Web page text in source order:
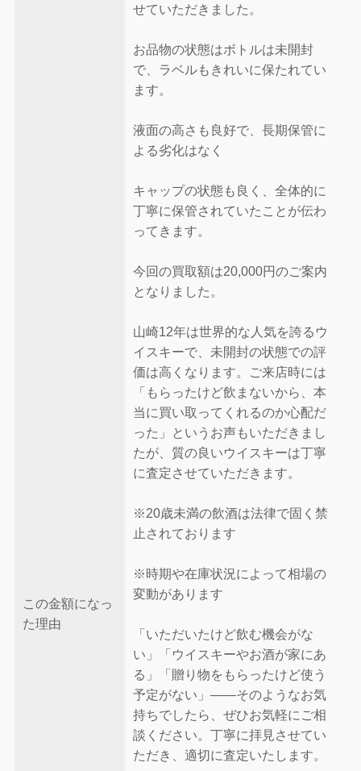
この金額になっ
た理由
せていただきました。
お品物の状態はボトルは未開封
で、ラベルもきれいに保たれてい
ます。
液面の高さも良好で、長期保管に
よる劣化はなく
キャップの状態も良く、全体的に
丁寧に保管されていたことが伝わ
ってきます。
今回の買取額は20,000円のご案内
となりました。
山崎12年は世界的な人気を誇るウ
イスキーで、未開封の状態での評
価は高くなります。ご来店時には
「もらったけど飲まないから、本
当に買い取ってくれるのか心配だ
った」というお声もいただきまし
たが、質の良いウイスキーは丁寧
に査定させていただきます。
※20歳未満の飲酒は法律で固く禁
止されております
※時期や在庫状況によって相場の
変動があります
「いただいたけど飲む機会がな
い」「ウイスキーやお酒が家にあ
る」「贈り物をもらったけど使う
予定がない」——そのようなお気
持ちでしたら、ぜひお気軽にご相
談ください。丁寧に拝見させてい
ただき、適切に査定いたします。